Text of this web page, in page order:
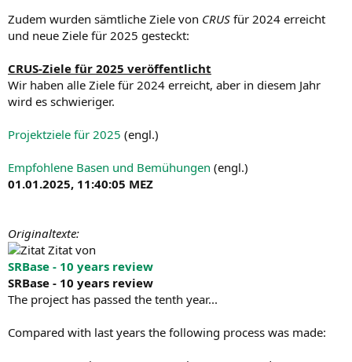
Zudem wurden sämtliche Ziele von CRUS für 2024 erreicht
und neue Ziele für 2025 gesteckt:
CRUS-Ziele für 2025 veröffentlicht
Wir haben alle Ziele für 2024 erreicht, aber in diesem Jahr
wird es schwieriger.
Projektziele für 2025 (engl.)
Empfohlene Basen und Bemühungen (engl.)
01.01.2025, 11:40:05 MEZ
Originaltexte:
Zitat von
SRBase - 10 years review
SRBase - 10 years review
The project has passed the tenth year...
Compared with last years the following process was made: